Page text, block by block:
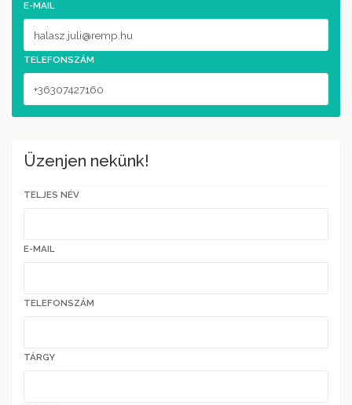
E-MAIL
TELEFONSZÁM
Üzenjen nekünk!
TELJES NÉV
E-MAIL
TELEFONSZÁM
TÁRGY